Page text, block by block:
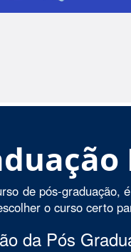
de pós-graduação,
o curso certo
da Pós